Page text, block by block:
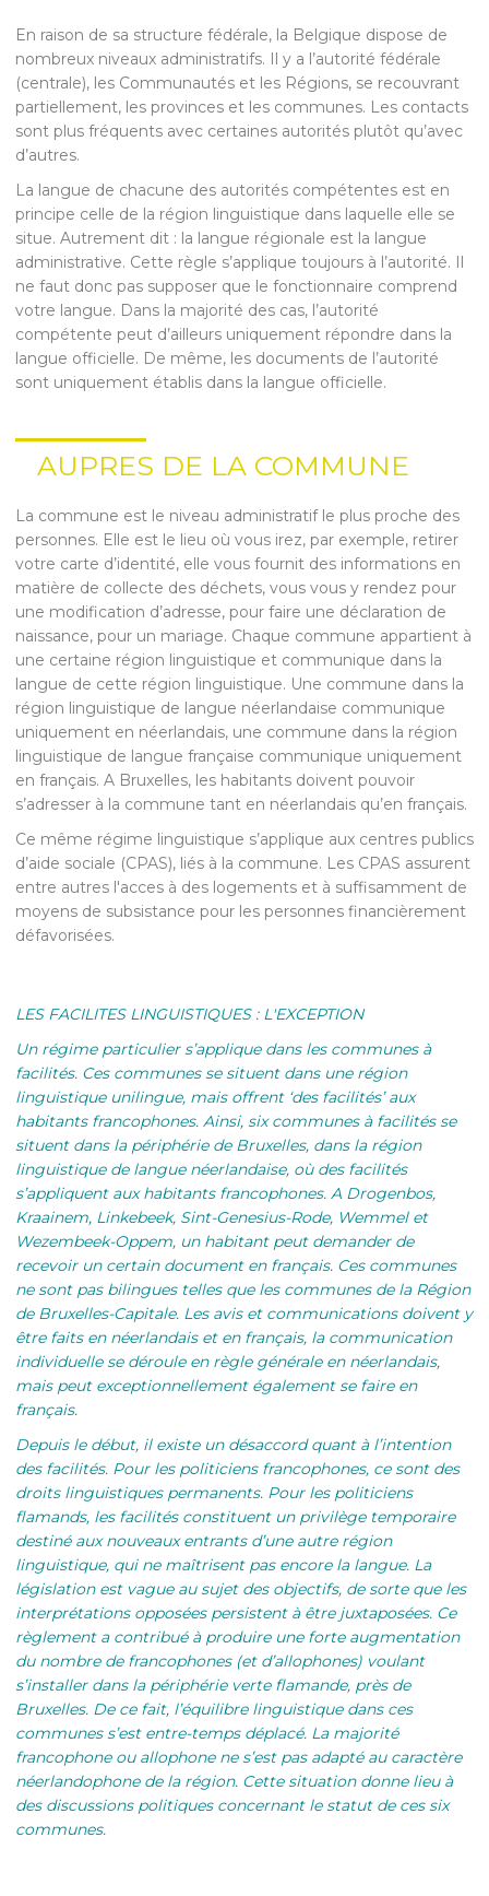
En raison de sa structure fédérale, la Belgique dispose de
nombreux niveaux administratifs. Il y a l’autorité fédérale
(centrale), les Communautés et les Régions, se recouvrant
partiellement, les provinces et les communes. Les contacts
sont plus fréquents avec certaines autorités plutôt qu’avec
d’autres.
La langue de chacune des autorités compétentes est en
principe celle de la région linguistique dans laquelle elle se
situe. Autrement dit : la langue régionale est la langue
administrative. Cette règle s’applique toujours à l’autorité. Il
ne faut donc pas supposer que le fonctionnaire comprend
votre langue. Dans la majorité des cas, l’autorité
compétente peut d’ailleurs uniquement répondre dans la
langue officielle. De même, les documents de l’autorité
sont uniquement établis dans la langue officielle.
AUPRES DE LA COMMUNE
La commune est le niveau administratif le plus proche des
personnes. Elle est le lieu où vous irez, par exemple, retirer
votre carte d’identité, elle vous fournit des informations en
matière de collecte des déchets, vous vous y rendez pour
une modification d’adresse, pour faire une déclaration de
naissance, pour un mariage. Chaque commune appartient à
une certaine région linguistique et communique dans la
langue de cette région linguistique. Une commune dans la
région linguistique de langue néerlandaise communique
uniquement en néerlandais, une commune dans la région
linguistique de langue française communique uniquement
en français. A Bruxelles, les habitants doivent pouvoir
s’adresser à la commune tant en néerlandais qu’en français.
Ce même régime linguistique s’applique aux centres publics
d’aide sociale (CPAS), liés à la commune. Les CPAS assurent
entre autres l'acces à des logements et à suffisamment de
moyens de subsistance pour les personnes financièrement
défavorisées.
LES FACILITES LINGUISTIQUES : L'EXCEPTION
Un régime particulier s’applique dans les communes à
facilités. Ces communes se situent dans une région
linguistique unilingue, mais offrent ‘des facilités’ aux
habitants francophones. Ainsi, six communes à facilités se
situent dans la périphérie de Bruxelles, dans la région
linguistique de langue néerlandaise, où des facilités
s’appliquent aux habitants francophones. A Drogenbos,
Kraainem, Linkebeek, Sint-Genesius-Rode, Wemmel et
Wezembeek-Oppem, un habitant peut demander de
recevoir un certain document en français. Ces communes
ne sont pas bilingues telles que les communes de la Région
de Bruxelles-Capitale. Les avis et communications doivent y
être faits en néerlandais et en français, la communication
individuelle se déroule en règle générale en néerlandais,
mais peut exceptionnellement également se faire en
français.
Depuis le début, il existe un désaccord quant à l’intention
des facilités. Pour les politiciens francophones, ce sont des
droits linguistiques permanents. Pour les politiciens
flamands, les facilités constituent un privilège temporaire
destiné aux nouveaux entrants d’une autre région
linguistique, qui ne maîtrisent pas encore la langue. La
législation est vague au sujet des objectifs, de sorte que les
interprétations opposées persistent à être juxtaposées. Ce
règlement a contribué à produire une forte augmentation
du nombre de francophones (et d’allophones) voulant
s’installer dans la périphérie verte flamande, près de
Bruxelles. De ce fait, l’équilibre linguistique dans ces
communes s’est entre-temps déplacé. La majorité
francophone ou allophone ne s’est pas adapté au caractère
néerlandophone de la région. Cette situation donne lieu à
des discussions politiques concernant le statut de ces six
communes.